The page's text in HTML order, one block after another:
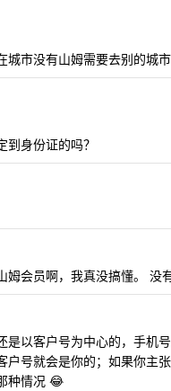
城市没有山姆需要去别的城
身份证的吗？
姆会员啊，我真没搞懂。 没
是以客户号为中心的，手机
户号就会是你的；如果你主
种情况 😂